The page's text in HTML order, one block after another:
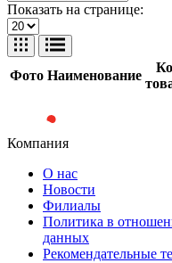
Показать на странице:
Фото Наименование
Компания
О нас
Новости
Филиалы
Политика в
данных
Рекомендательные